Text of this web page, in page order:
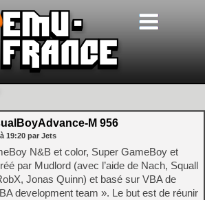
M 956
à 19:20 par Jets
N&B et color, Super GameBoy et
par Mudlord (avec l’aide de Nach, Squall
Jonas Quinn) et basé sur VBA de
development team ». Le but est de réunir